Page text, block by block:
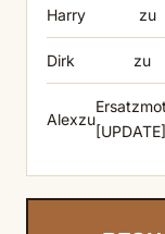
Harry zu
Dirk zu
Alexzu
[UPDATE]